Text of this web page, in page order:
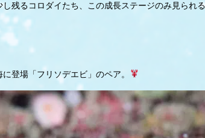
残るコロダイたち、この成長ステージのみ見られ
登場「フリソデエビ」のペア。